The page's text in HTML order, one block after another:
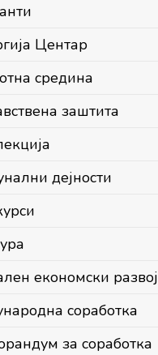
Центар
средина
заштита
дејности
економски развој
соработка
за соработка